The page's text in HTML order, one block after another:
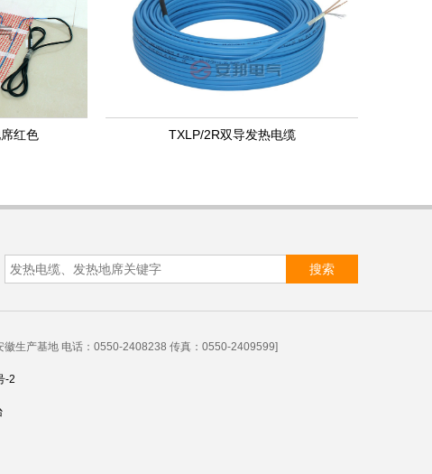
红色 TXLP/2R双导发热电缆
基地 电话：0550-2408238 传真：0550-2409599]
-2